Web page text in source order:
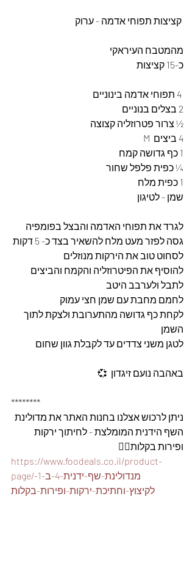
מהמטבח העיראקי
כ-15 קציצות
2 בצלים בנוניים
½ צרור פטרוזליה קצוצה
4 ביצים  M
1 כף גדושה קמח
¼ כפית פלפל שחור
1 כפית מלח
שמן - לטיגון
לגרד את תפוחי האדמה והבצל בפומפיה
גסה לפזר מעט מלח להשאיר בצד כ- 5 דקות
לסחוט טוב את הירקות מנוזלים
להוסיף את הפיטרוזליה והקמח והביצים
לתבל ולערבב היטב
לחמם מחבת עם שמן חצי עמוק
לקחת כף גדושה מהתערובת ולצקת לתוך
השמן
לטגן משני צדדים עד לקבלת גוון שחום
באהבה נועם זיגדון  💞
********
ניתן לרכוש אצלנו בחנות האתר את מדולינת
השף הידנית המומלצת - לחיתוך ירקות
ופירות בקלות👇🏽
https://www.foodeals.co.il/product-
page/מנדולינת-שף-ידנית-4-ב-1-
לקיצוץ-וחתיכת-ירקות-ופירות-בקלות